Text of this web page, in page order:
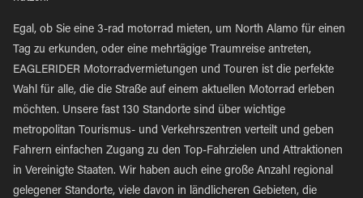
Egal, ob Sie eine 3-rad motorrad mieten, um North Alamo für einen
Tag zu erkunden, oder eine mehrtägige Traumreise antreten,
EAGLERIDER Motorradvermietungen und Touren ist die perfekte
Wahl für alle, die die Straße auf einem aktuellen Motorrad erleben
möchten. Unsere fast 130 Standorte sind über wichtige
metropolitan Tourismus- und Verkehrszentren verteilt und geben
Fahrern einfachen Zugang zu den Top-Fahrzielen und Attraktionen
in Vereinigte Staaten. Wir haben auch eine große Anzahl regional
gelegener Standorte, viele davon in ländlicheren Gebieten, die